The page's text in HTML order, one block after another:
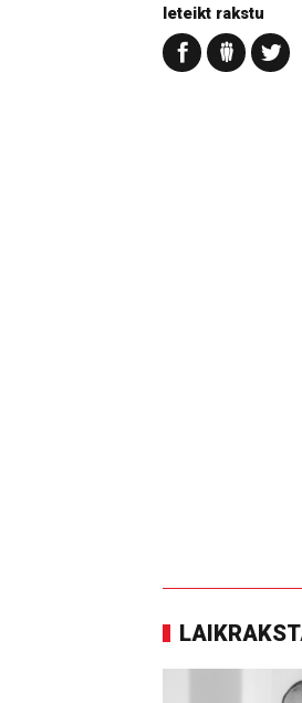
Ieteikt rakstu